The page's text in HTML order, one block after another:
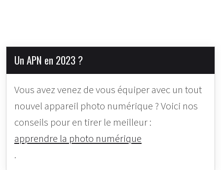
Un APN en 2023 ?
Vous avez venez de vous équiper avec un tout
nouvel appareil photo numérique ? Voici nos
conseils pour en tirer le meilleur :
apprendre la photo numérique
.